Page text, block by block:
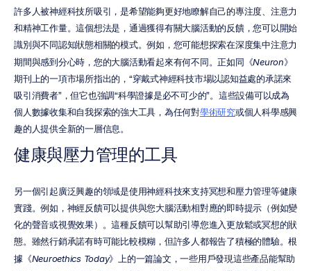
許多人被神經科技所吸引，是希望能夠更好地瞭解自己的專注度、注意力
和精神工作量。這個想法是，通過獲得有關大腦活動的反饋，您可以開始
識別與不同認知狀態相關的模式。例如，您可能想探索在深度集中注意力
期間與感到分心時，您的大腦活動看起來有何不同。正如同《Neuron》
期刊上的一項市場所指出的，“穿戴式神經科技市場以認知益處的承諾來
吸引消費者”，但它也強調“科學證據是必不可少的”。這些設備可以成為
個人數據收集和自我探索的強大工具，為任何對學術研究或個人科學感興
趣的人提供全新的一層信息。
健康與壓力管理的工具
另一個引起廣泛興趣的領域是使用神經科技來支持冥想和壓力管理等健康
實踐。例如，神經反饋可以提供與您大腦活動相對應的即時提示（例如變
化的聲音或視覺效果）。這種反饋可以幫助引導您進入更放鬆或冥想的狀
態。雖然行銷承諾有時可能比較模糊，但許多人都報告了積極的體驗。根
據《Neuroethics Today》上的一篇論文，一些用戶發現這些產品能幫助